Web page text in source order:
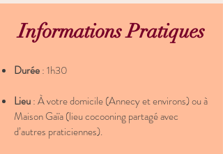
Informations Pratiques
Durée: 1h30
Lieu: À votre domicile (Annecy et environs) ou à
Maison Gaïa (lieu cocooning partagé avec
d’autres praticiennes).